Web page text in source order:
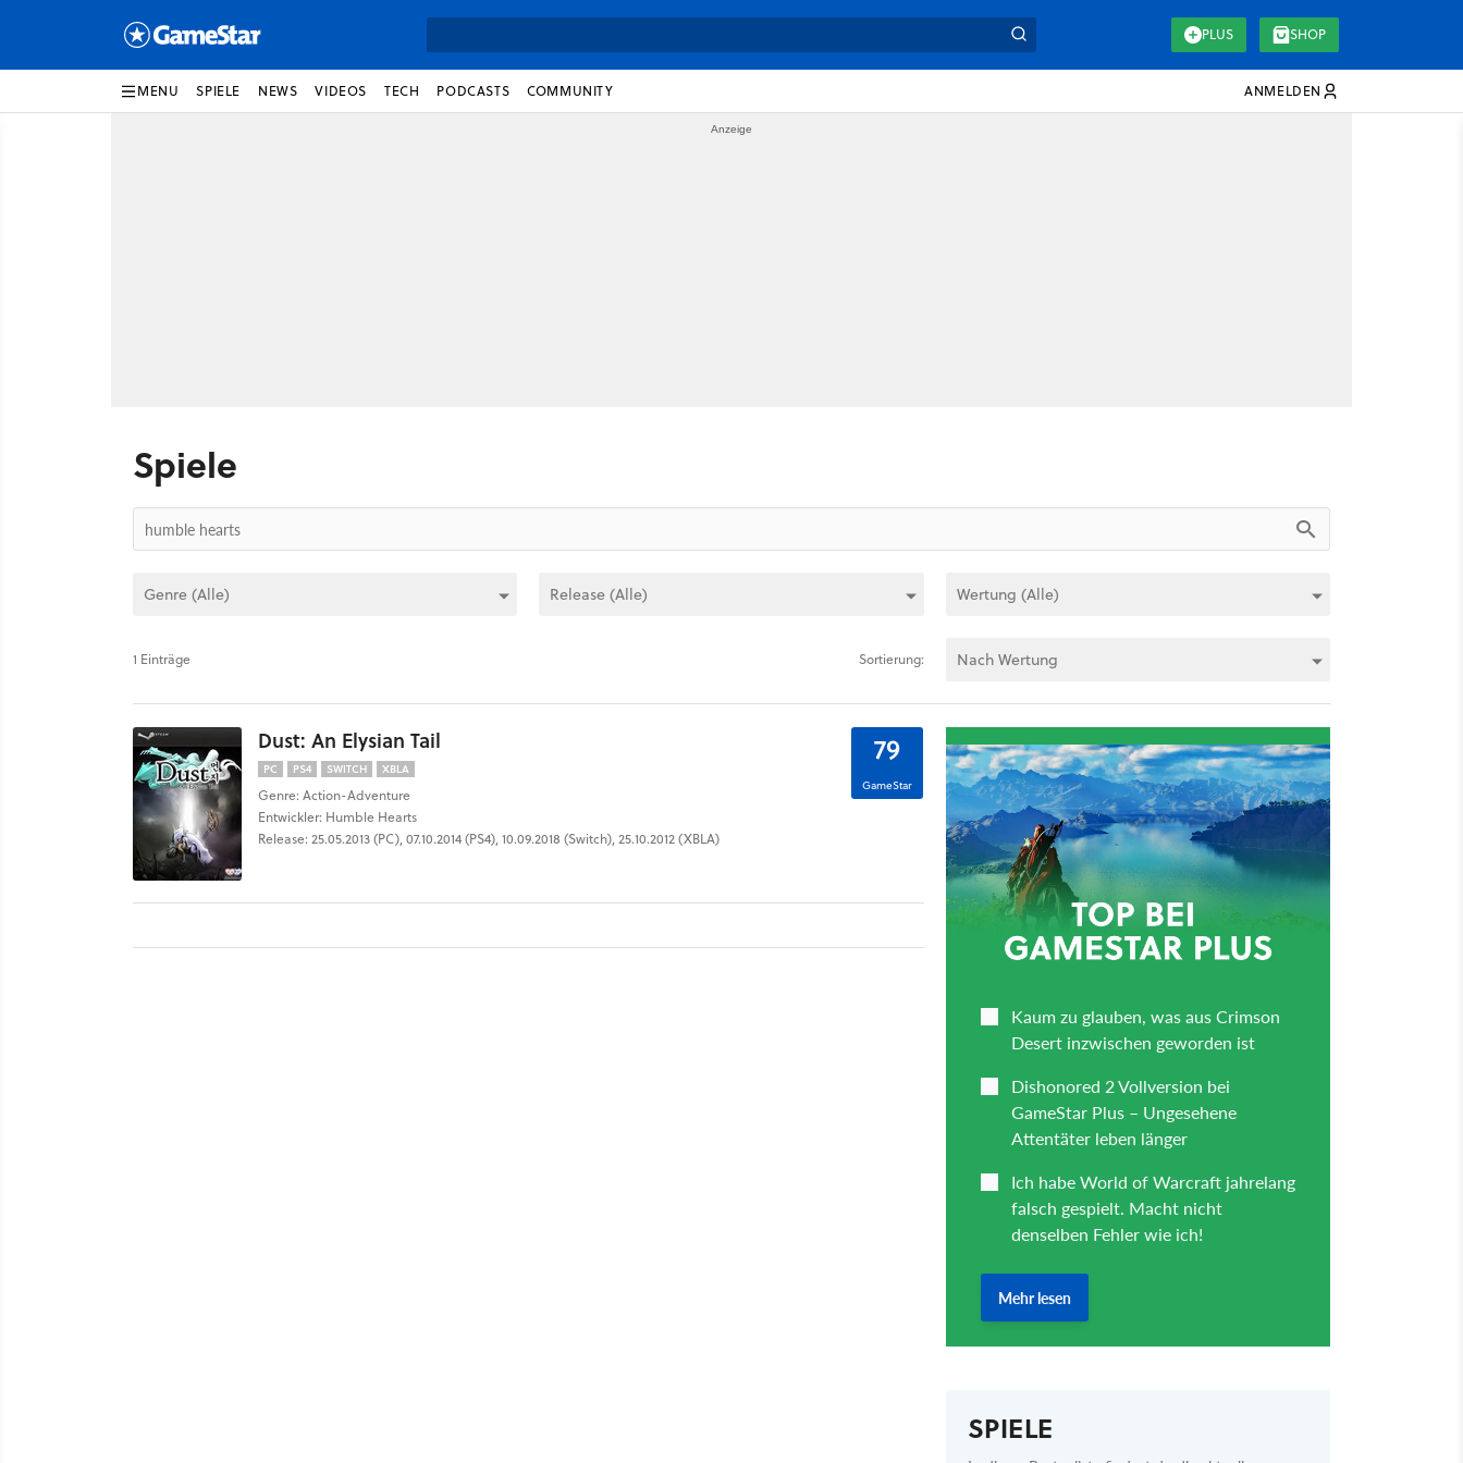
PLUS SHOP
MENU SPIELE NEWS VIDEOS TECH PODCASTS COMMUNITY ANMELDEN
Spiele
1 Einträge Sortierung:
Dust: An Elysian Tail
PC PS4 SWITCH XBLA
Genre: Action-Adventure
Entwickler: Humble Hearts
Release: 25.05.2013 (PC), 07.10.2014 (PS4), 10.09.2018 (Switch), 25.10.2012 (XBLA)
79
GameStar
SPIELE